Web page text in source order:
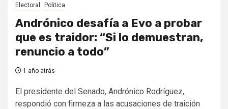
Electoral Politica
Andrónico desafía a Evo a probar
que es traidor: “Si lo demuestran,
renuncio a todo”
1 año atrás
El presidente del Senado, Andrónico Rodríguez,
respondió con firmeza a las acusaciones de traición